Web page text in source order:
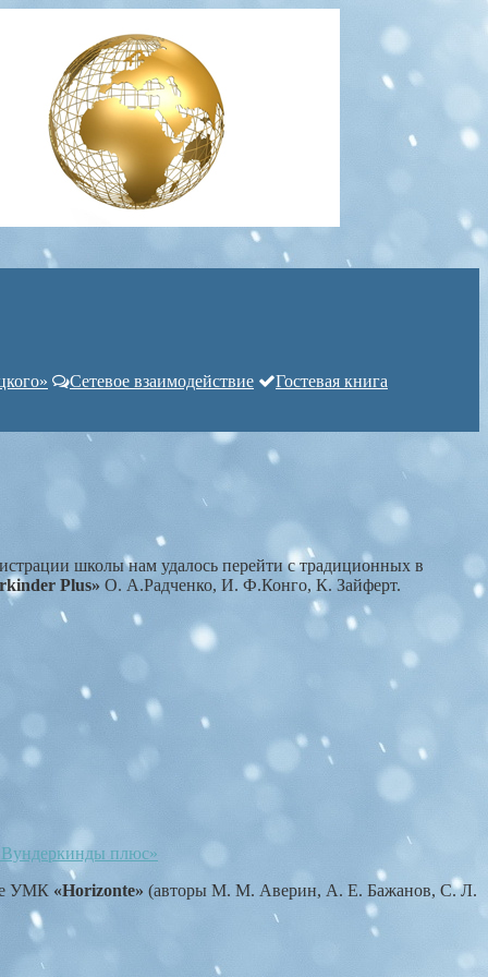
Сетевое взаимодействие Гостевая книга
школы нам удалось перейти с традиционных в
Plus» О. А.Радченко, И. Ф.Конго, К. Зайферт.
плюс»
УМК «Horizonte» (авторы М. М. Аверин, А. Е. Бажанов, С. Л.